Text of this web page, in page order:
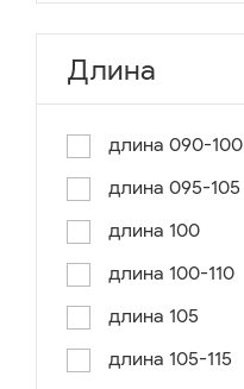
Длина
длина 090-100
длина 095-105
длина 100
длина 100-110
длина 105
длина 105-115